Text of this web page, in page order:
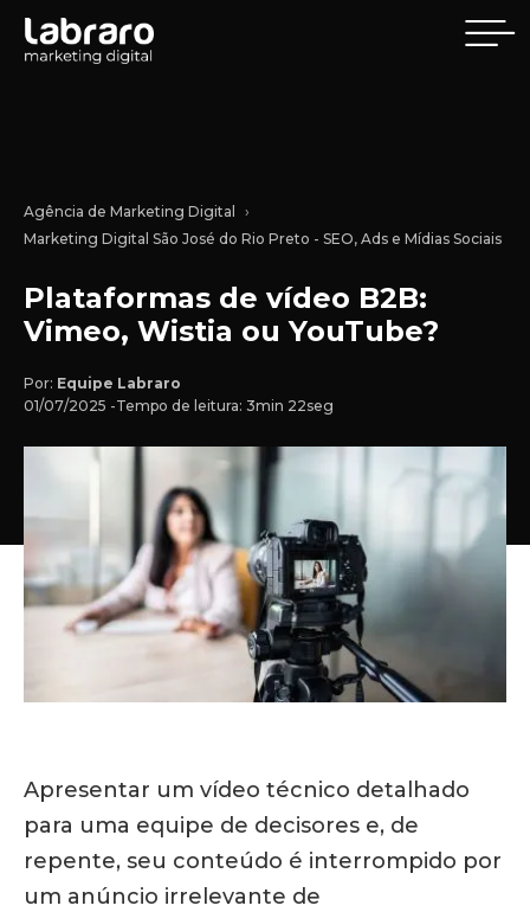
Agência de Marketing Digital
Marketing Digital São José do Rio Preto - SEO, Ads e Mídias Sociais
Plataformas de vídeo B2B:
Vimeo, Wistia ou YouTube?
Por: Equipe Labraro
01/07/2025 -Tempo de leitura: 3min 22seg
Apresentar um vídeo técnico detalhado
para uma equipe de decisores e, de
repente, seu conteúdo é interrompido por
um anúncio irrelevante de